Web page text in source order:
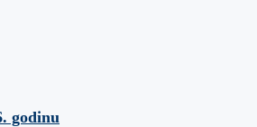
godinu